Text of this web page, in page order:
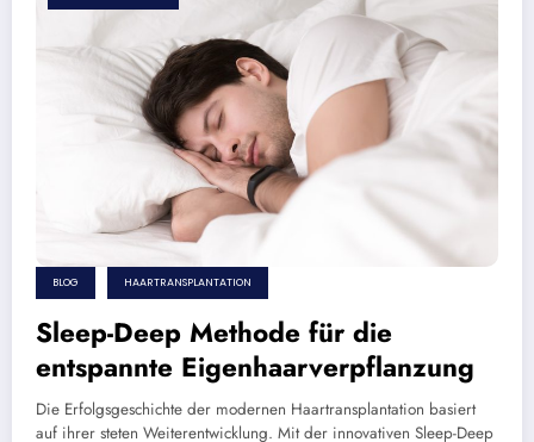
BLOG HAARTRANSPLANTATION
Sleep-Deep Methode für die
entspannte Eigenhaarverpflanzung
Die Erfolgsgeschichte der modernen Haartransplantation basiert
auf ihrer steten Weiterentwicklung. Mit der innovativen Sleep-Deep